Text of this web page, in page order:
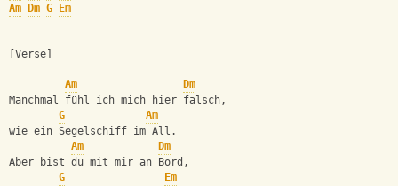
Am
Dm G Em
[Verse]
Am
Dm
Manchmal fühl ich mich hier falsch,
G
Am
wie ein Segelschiff im All.
Am
Dm
Aber bist du mit mir an Bord,
G
Em